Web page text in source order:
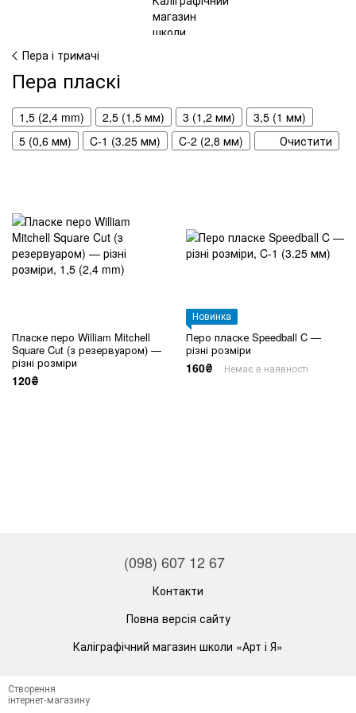
Пера і тримачі
Пера пласкі
1,5 (2,4 mm) 2,5 (1,5 мм) 3 (1,2 мм)
3,5 (1 мм)
5 (0,6 мм)
C-1 (3.25 мм) C-2 (2,8 мм) Очистити
Пласке перо William Mitchell
Square Cut (з резервуаром) —
різні розміри
120₴
Новинка
Перо пласке Speedball C —
різні розміри
160₴ Немає в наявності
(098) 607 12 67
Контакти
Повна версія сайту
Каліграфічний магазин школи «Арт і Я»
Створення
інтернет-магазину